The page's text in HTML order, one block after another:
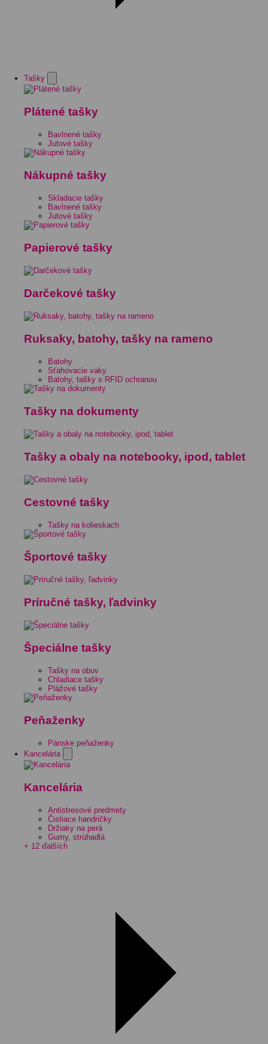
Tašky
Plátené tašky
Bavlnené tašky
Jutové tašky
Nákupné tašky
Skladacie tašky
Bavlnené tašky
Jutové tašky
Papierové tašky
Darčekové tašky
Ruksaky, batohy, tašky na rameno
Batohy
Sťahovacie vaky
Batohy, tašky s RFID ochranou
Tašky na dokumenty
Tašky a obaly na notebooky, ipod, tablet
Cestovné tašky
Tašky na kolieskach
Športové tašky
Príručné tašky, ľadvinky
Špeciálne tašky
Tašky na obuv
Chladiace tašky
Plážové tašky
Peňaženky
Pánske peňaženky
Kancelária
Kancelária
Antistresové predmety
Čistiace handričky
Držiaky na perá
Gumy, strúhadlá
+ 12 ďalších